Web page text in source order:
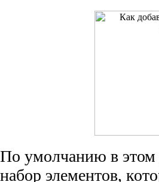
По умолчанию в этом
набор элементов,